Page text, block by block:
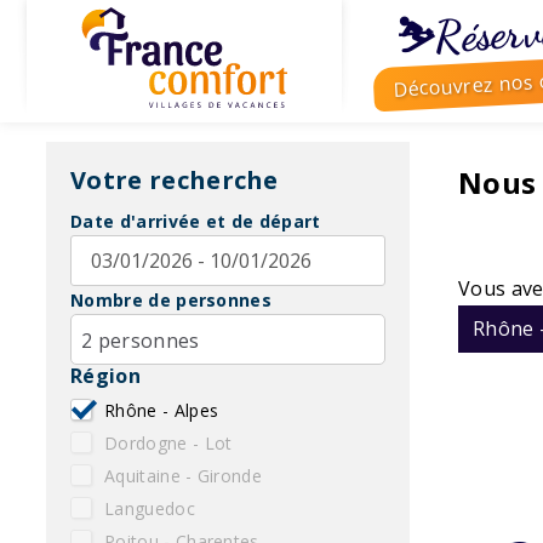
Découvrez
Votre recherche
Date d'arrivée et de départ
Nombre de personnes
2 personnes
Région
Dordogne - Lot
Aquitaine - Gironde
Languedoc
Rhône - Alpes
Vous
Rhône